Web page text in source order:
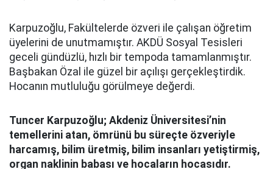
Karpuzoğlu, Fakültelerde özveri ile çalışan öğretim
üyelerini de unutmamıştır. AKDÜ Sosyal Tesisleri
geceli gündüzlü, hızlı bir tempoda tamamlanmıştır.
Başbakan Özal ile güzel bir açılışı gerçekleştirdik.
Hocanın mutluluğu görülmeye değerdi.
Tuncer Karpuzoğlu; Akdeniz Üniversitesi’nin
temellerini atan, ömrünü bu süreçte özveriyle
harcamış, bilim üretmiş, bilim insanları yetiştirmiş,
organ naklinin babası ve hocaların hocasıdır.